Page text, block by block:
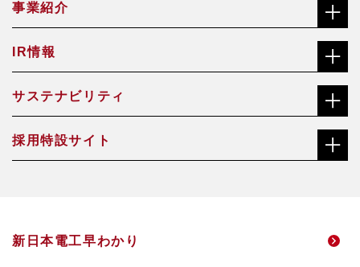
社長メッセージ（ごあいさつ）
沿革
事業紹介
合金鉄事業
焼却灰資源化事業
IR情報
株主・投資家の皆さまへ
サステナビリティ
社長メッセージ（ごあいさつ）
採用特設サイト
高校生・技能職サイト
新日本電工早わかり